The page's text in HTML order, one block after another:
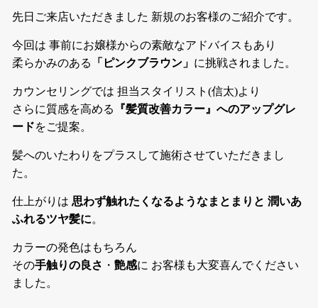
先日ご来店いただきました 新規のお客様のご紹介です。
今回は 事前にお嬢様からの素敵なアドバイスもあり
柔らかみのある
「ピンクブラウン」 に挑戦されました。
カウンセリングでは 担当スタイリスト(信太)より
さらに質感を高める
『髪質改善カラー』へのアップグレ
ードをご提案。
髪へのいたわりをプラスして施術させていただきまし
た。
仕上がりは 思わず触れたくなるようなまとまりと 潤いあ
ふれるツヤ髪に。
カラーの発色はもちろん
その手触りの良さ ・艶感に お客様も大変喜んでください
ました。